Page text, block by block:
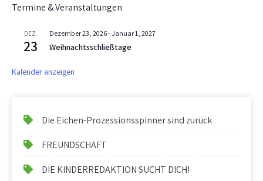
Termine & Veranstaltungen
DEZ.
23
Dezember 23, 2026- Januar 1, 2027
Weihnachtsschließtage
Kalender anzeigen
Die Eichen-Prozessionsspinner sind zurück
FREUNDSCHAFT
DIE KINDERREDAKTION SUCHT DICH!